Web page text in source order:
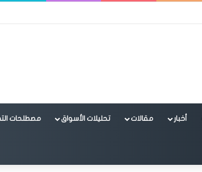
أخبار مقالات تحليلات الأسواق مصطلحات